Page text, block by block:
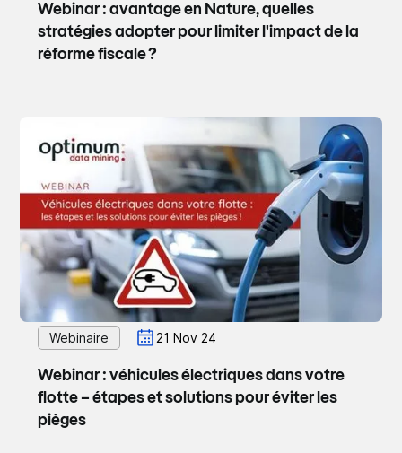
Webinar : avantage en Nature, quelles
stratégies adopter pour limiter l'impact de la
réforme fiscale ?
Webinaire 21 Nov 24
Webinar : véhicules électriques dans votre
flotte – étapes et solutions pour éviter les
pièges